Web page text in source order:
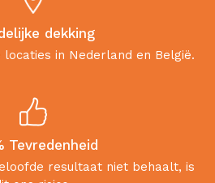
dekking
locaties in Nederland en België.
Tevredenheid
resultaat niet behaalt, is